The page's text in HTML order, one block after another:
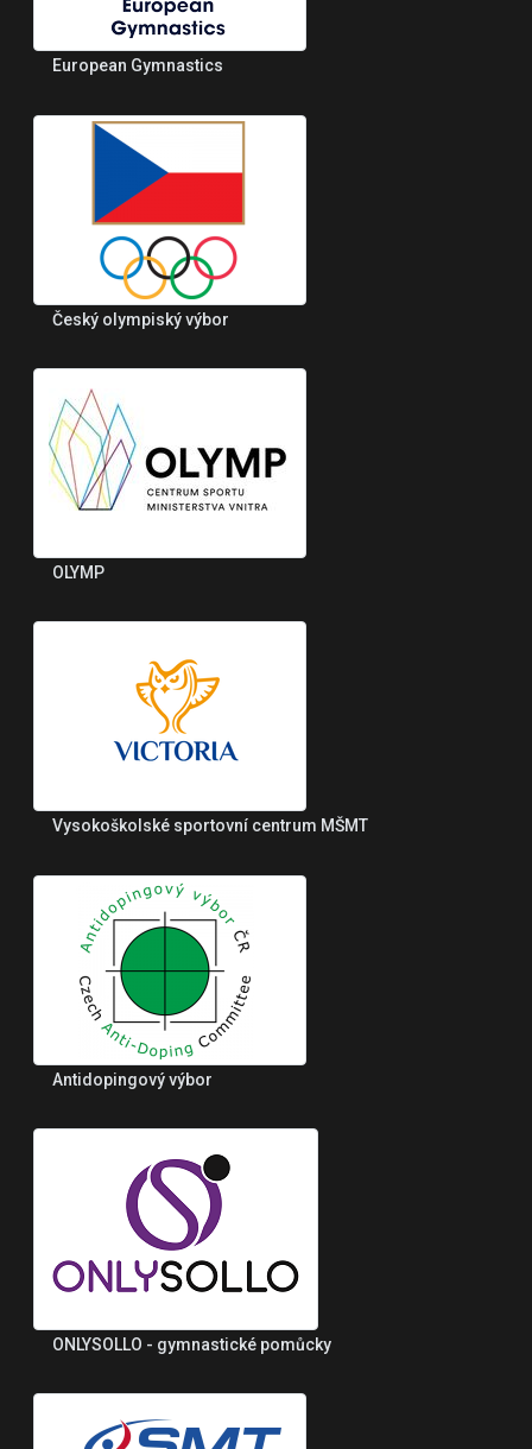
European Gymnastics
Český olympiský výbor
OLYMP
Vysokoškolské sportovní centrum MŠMT
Antidopingový výbor
ONLYSOLLO - gymnastické pomůcky